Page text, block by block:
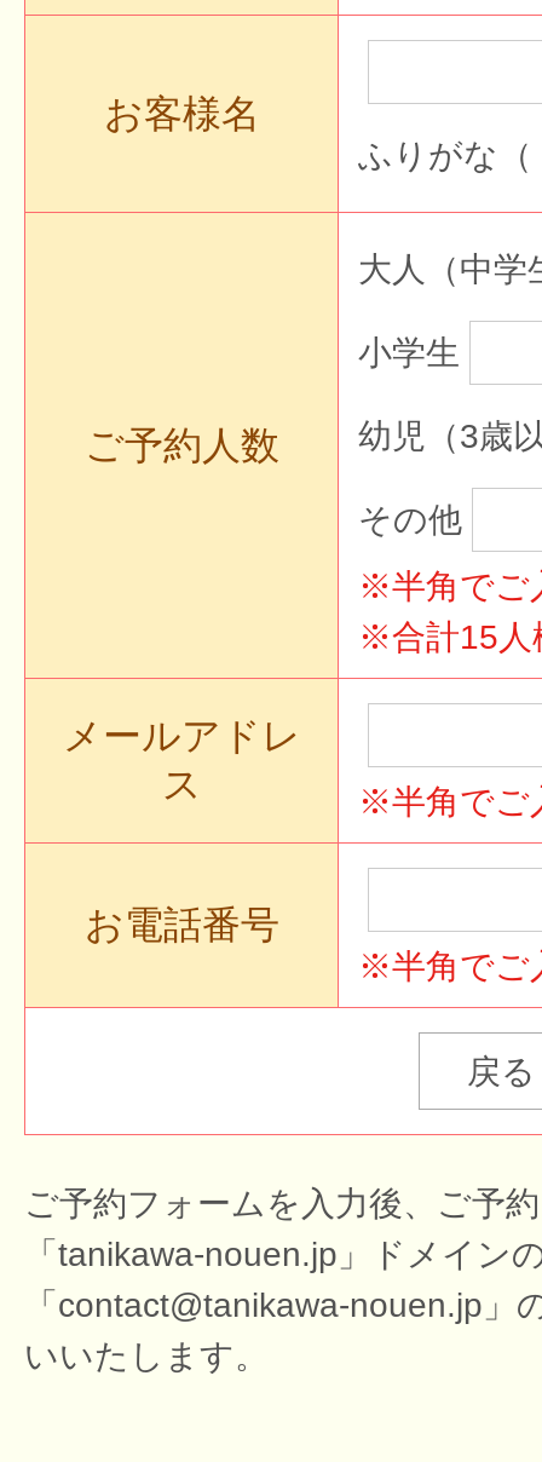
お客様名
ふりがな（
ご予約人数
大人（中学
小学生
幼児（3歳
その他
※半角でご
※合計15人
メールアドレ
ス
※半角でご
お電話番号
※半角でご
ご予約フォームを入力後、ご予
「tanikawa-nouen.jp」ドメイン
「contact@tanikawa-nouen.jp
いいたします。